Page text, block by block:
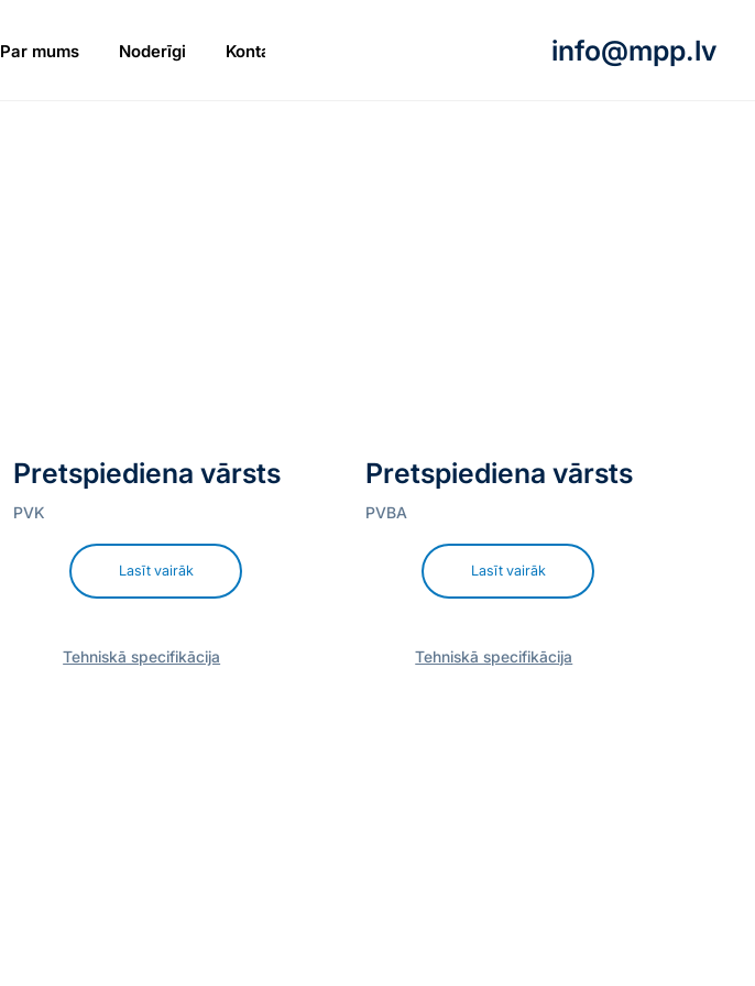
Par mums Noderīgi Kontakti info@mpp.lv
Pretspiediena vārsts
PVK
Lasīt vairāk
Tehniskā specifikācija
Pretspiediena vārsts
PVBA
Lasīt vairāk
Tehniskā specifikācija